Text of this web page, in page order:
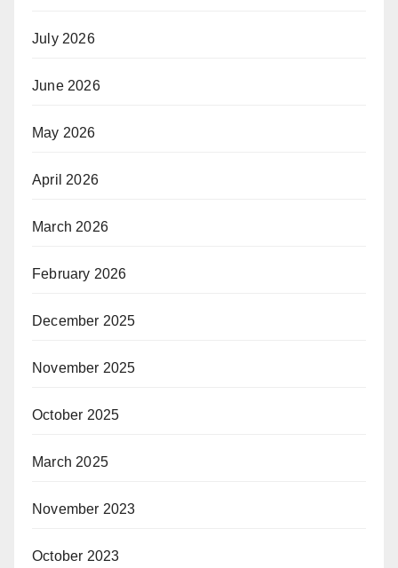
July 2026
June 2026
May 2026
April 2026
March 2026
February 2026
December 2025
November 2025
October 2025
March 2025
November 2023
October 2023